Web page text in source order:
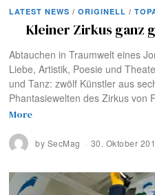
LATEST NEWS / ORIGINELL /
Kleiner Zirkus ganz
Abtauchen in Traumwelt eines
Liebe, Artistik, Poesie und
und Tanz: zwölf Künstler aus
Phantasiewelten des Zirkus von
More
by SecMag 30. Oktober